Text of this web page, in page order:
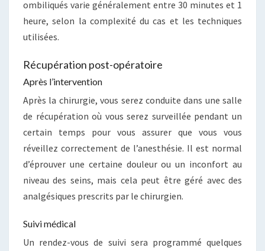
ombiliqués varie généralement entre 30 minutes et 1
heure, selon la complexité du cas et les techniques
utilisées.
Récupération post-opératoire
Après l’intervention
Après la chirurgie, vous serez conduite dans une salle
de récupération où vous serez surveillée pendant un
certain temps pour vous assurer que vous vous
réveillez correctement de l’anesthésie. Il est normal
d’éprouver une certaine douleur ou un inconfort au
niveau des seins, mais cela peut être géré avec des
analgésiques prescrits par le chirurgien.
Suivi médical
Un rendez-vous de suivi sera programmé quelques